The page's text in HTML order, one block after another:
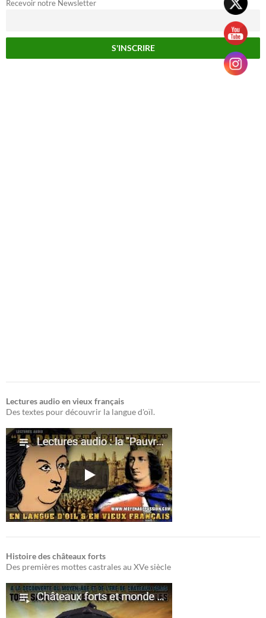
Recevoir notre Newsletter
Lectures audio en vieux français
Des textes pour découvrir la langue d'oïl.
Histoire des châteaux forts
Des premières mottes castrales au XVe siècle